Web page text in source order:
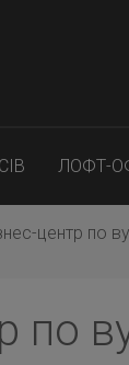
ЛОФТ-
центр по
по